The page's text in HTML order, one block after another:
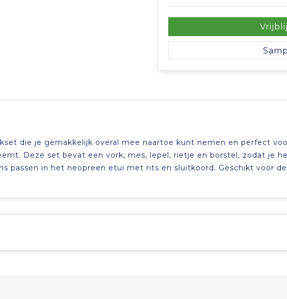
die je gemakkelijk overal mee naartoe kunt nemen en perfect
Deze set bevat een vork, mes, lepel, rietje en borstel, zodat je
passen in het neopreen etui met rits en sluitkoord. Geschikt voor de